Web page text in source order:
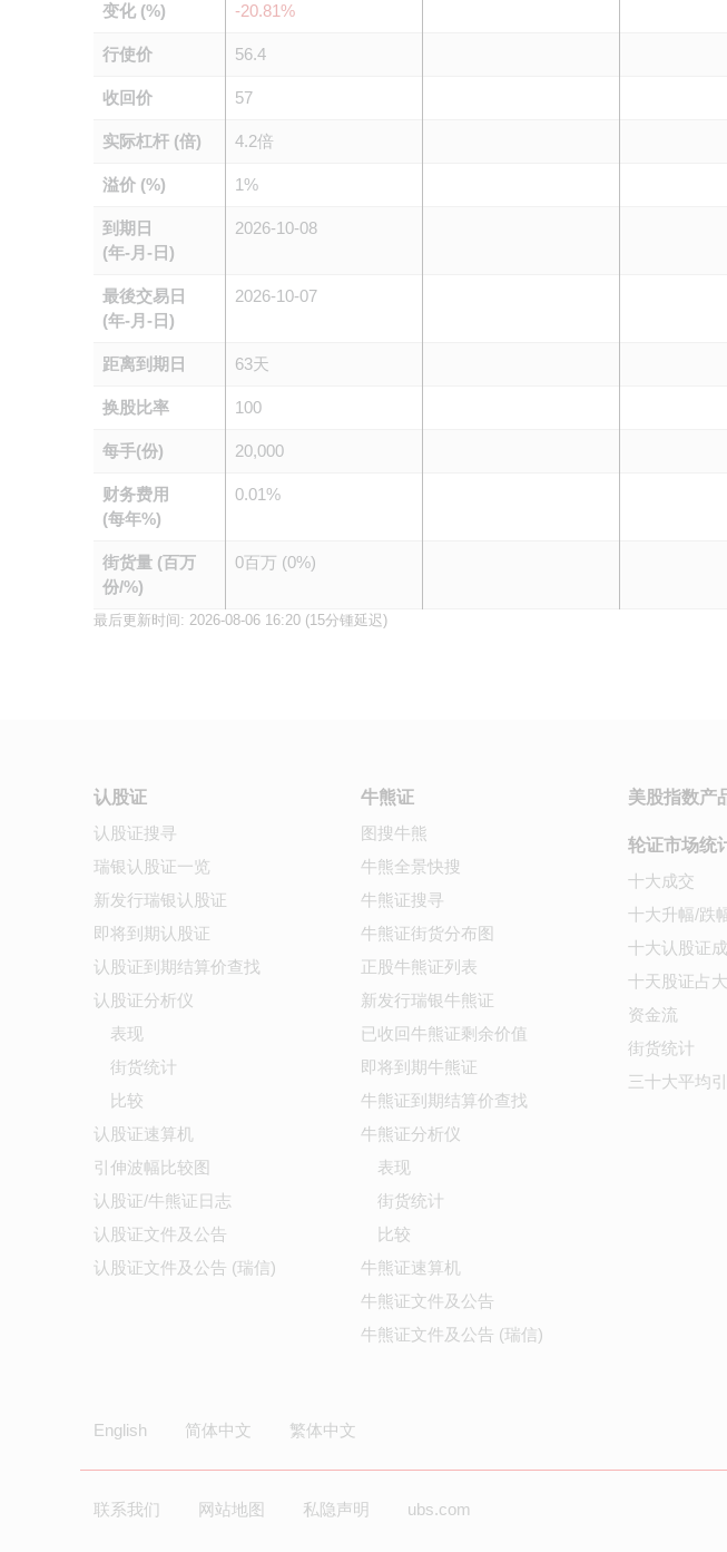
变化 (%) -20.81%
行使价 56.4
收回价 57
实际杠杆 (倍) 4.2倍
溢价 (%) 1%
到期日
(年-月-日)
2026-10-08
最後交易日
(年-月-日)
2026-10-07
距离到期日 63天
换股比率 100
每手(份) 20,000
财务费用
(每年%)
0.01%
街货量 (百万
份/%)
0百万 (0%)
最后更新时间: 2026-08-06 16:20 (15分锺延迟)
认股证
认股证搜寻
瑞银认股证一览
新发行瑞银认股证
即将到期认股证
认股证到期结算价查找
认股证分析仪
表现
街货统计
比较
认股证速算机
引伸波幅比较图
认股证/牛熊证日志
认股证文件及公告
认股证文件及公告 (瑞信)
牛熊证
图搜牛熊
牛熊全景快搜
牛熊证搜寻
牛熊证街货分布图
正股牛熊证列表
新发行瑞银牛熊证
已收回牛熊证剩余价值
即将到期牛熊证
牛熊证到期结算价查找
牛熊证分析仪
表现
街货统计
比较
牛熊证速算机
牛熊证文件及公告
牛熊证文件及公告 (瑞信)
美股指数产
轮证市场统
十大成交
十大升幅/跌
十大认股证
十天股证占
资金流
街货统计
三十大平均
English 简体中文 繁体中文
联系我们 网站地图 私隐声明 ubs.com